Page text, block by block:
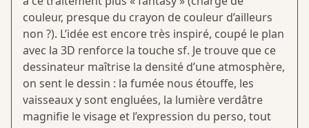
couleur, presque du crayon de couleur d’ailleurs
non ?). L’idée est encore très inspiré, coupé le plan
avec la 3D renforce la touche sf. Je trouve que ce
dessinateur maîtrise la densité d’une atmosphère,
on sent le dessin : la fumée nous étouffe, les
vaisseaux y sont engluées, la lumière verdâtre
magnifie le visage et l’expression du perso, tout